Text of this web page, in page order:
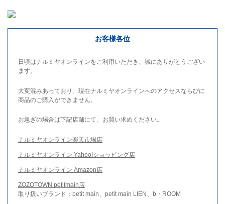
お客様各位
日頃はナルミヤオンラインをご利用いただき、誠にありがとうござい
ます。
大変混みあっており、現在ナルミヤオンラインへのアクセスならびに
商品のご購入ができません。
お急ぎの場合は下記店舗にて、お買い求めください。
ナルミヤオンライン楽天市場店
ナルミヤオンライン Yahoo!ショッピング店
ナルミヤオンライン Amazon店
ZOZOTOWN petitmain店
取り扱いブランド：petit main、petit main LIEN、b・ROOM